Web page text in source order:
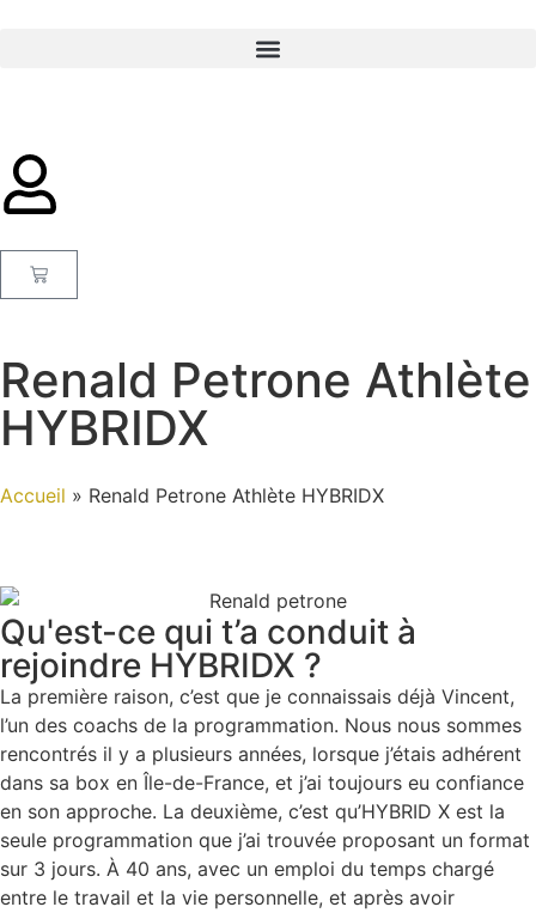
Renald Petrone Athlète
HYBRIDX
Accueil » Renald Petrone Athlète HYBRIDX
Qu'est-ce qui t’a conduit à
rejoindre HYBRIDX ?
La première raison, c’est que je connaissais déjà Vincent,
l’un des coachs de la programmation. Nous nous sommes
rencontrés il y a plusieurs années, lorsque j’étais adhérent
dans sa box en Île-de-France, et j’ai toujours eu confiance
en son approche. La deuxième, c’est qu’HYBRID X est la
seule programmation que j’ai trouvée proposant un format
sur 3 jours. À 40 ans, avec un emploi du temps chargé
entre le travail et la vie personnelle, et après avoir